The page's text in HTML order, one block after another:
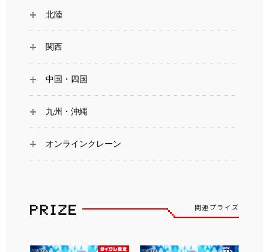
北陸
関西
中国・四国
九州・沖縄
オンラインクレーン
関連プライズ